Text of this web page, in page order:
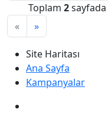
Toplam 2sayfada
«
»
Site Haritası
Ana Sayfa
Kampanyalar